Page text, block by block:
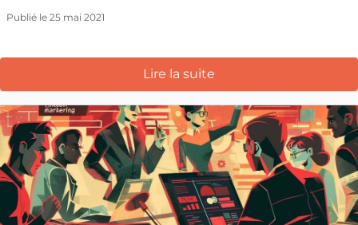
Publié le 25 mai 2021
Lire la suite